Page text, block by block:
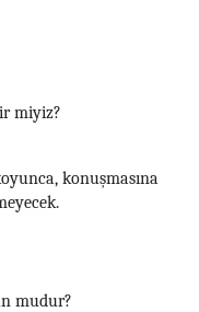
miyiz?
konuşmasına
mudur?